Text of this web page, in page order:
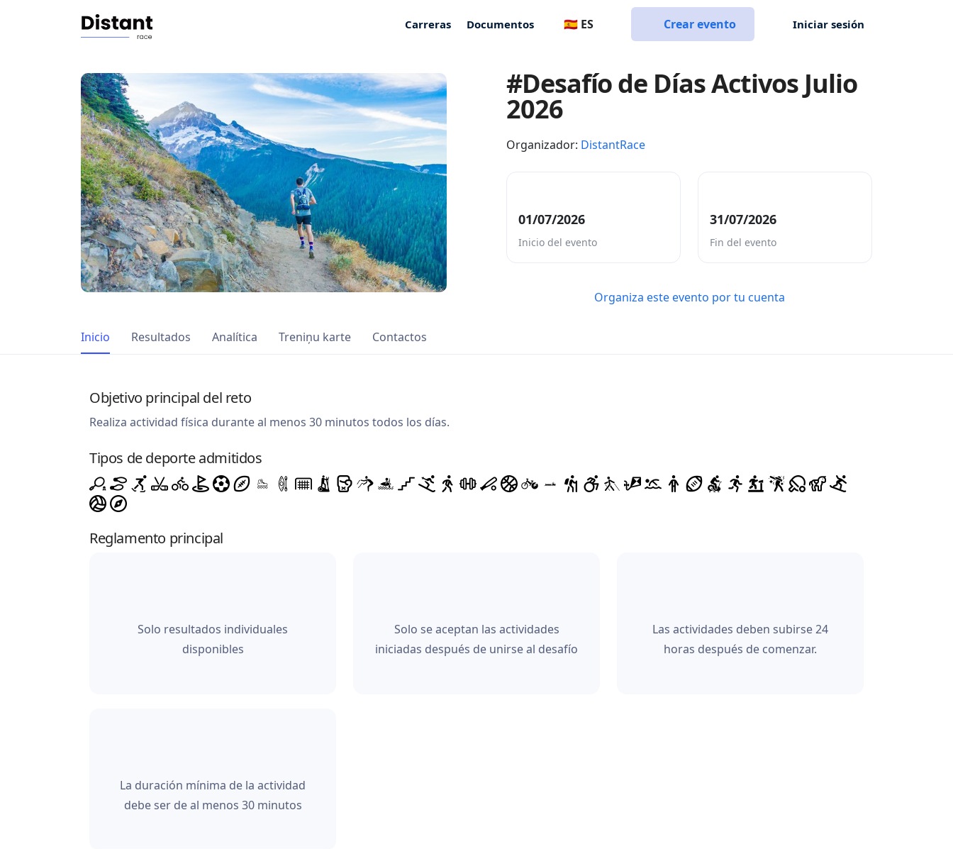
Carreras Documentos 🇪🇸 ES Crear evento Iniciar sesión
#Desafío de Días Activos Julio
2026
Organizador: DistantRace
01/07/2026
Inicio del evento
31/07/2026
Fin del evento
Organiza este evento por tu cuenta
Inicio Resultados Analítica Treniņu karte Contactos
Objetivo principal del reto
Realiza actividad física durante al menos 30 minutos todos los días.
Tipos de deporte admitidos
Reglamento principal
Solo resultados individuales
disponibles
Solo se aceptan las actividades
iniciadas después de unirse al desafío
Las actividades deben subirse 24
horas después de comenzar.
La duración mínima de la actividad
debe ser de al menos 30 minutos